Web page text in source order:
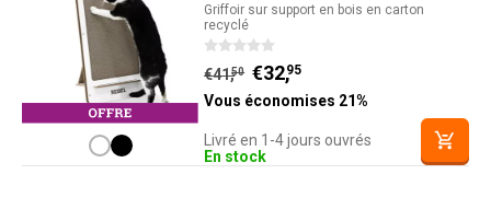
Griffoir sur support en bois en carton
recyclé
€41,50 Le prix initial était : €41,
€32,95
Vous économises 21%
Livré en 1-4 jours ouvrés
En stock